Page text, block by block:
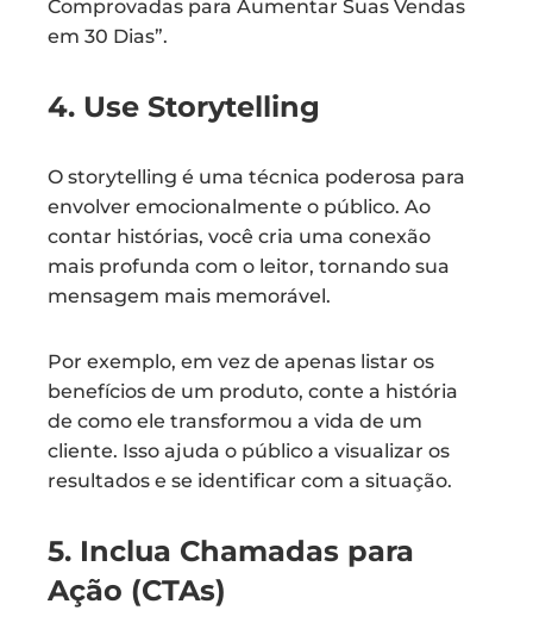
Comprovadas para Aumentar Suas Vendas
em 30 Dias”.
4. Use Storytelling
O storytelling é uma técnica poderosa para
envolver emocionalmente o público. Ao
contar histórias, você cria uma conexão
mais profunda com o leitor, tornando sua
mensagem mais memorável.
Por exemplo, em vez de apenas listar os
benefícios de um produto, conte a história
de como ele transformou a vida de um
cliente. Isso ajuda o público a visualizar os
resultados e se identificar com a situação.
5. Inclua Chamadas para
Ação (CTAs)